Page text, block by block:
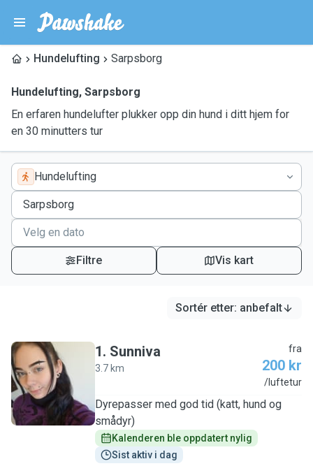
Hundelufting Sarpsborg
Hundelufting, Sarpsborg
En erfaren hundelufter plukker opp din hund i ditt hjem for
en 30 minutters tur
Hundelufting
Filtre Vis kart
Sortér etter: anbefalt
S
1. Sunniva
3.7 km
fra
200 kr
/luftetur
Dyrepasser med god tid (katt, hund og
smådyr)
Kalenderen ble oppdatert nylig
Sist aktiv i dag